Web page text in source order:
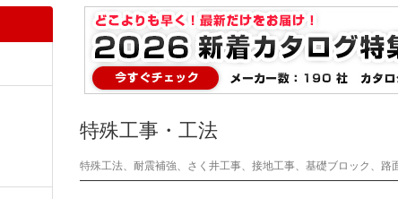
特殊工事・工法
特殊工法、耐震補強、さく井工事、接地工事、基礎ブロック、路